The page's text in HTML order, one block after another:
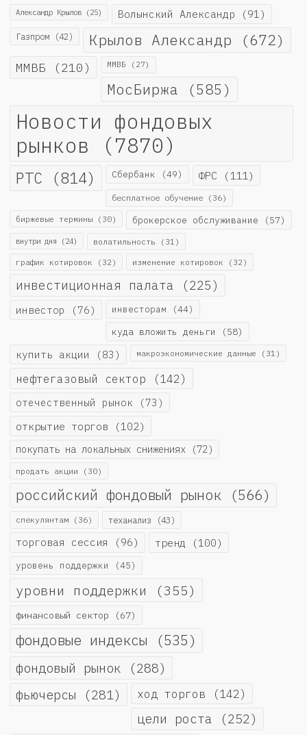
Александр Крылов (25) Волынский Александр (91)
Газпром (42) Крылов Александр (672)
ММВБ (210) ММВБ (27)
МосБиржа (585)
Новости фондовых
рынков (7870)
РТС (814) Сбербанк (49) ФРС (111)
бесплатное обучение (36)
биржевые термины (30) брокерское обслуживание (57)
внутри дня (24) волатильность (31)
график котировок (32) изменение котировок (32)
инвестиционная палата (225)
инвестор (76) инвесторам (44)
куда вложить деньги (58)
купить акции (83) макроэкономические данные (31)
нефтегазовый сектор (142)
отечественный рынок (73)
открытие торгов (102)
покупать на локальных снижениях (72)
продать акции (30)
российский фондовый рынок (566)
спекулянтам (36) теханализ (43)
торговая сессия (96) тренд (100)
уровень поддержки (45)
уровни поддержки (355)
финансовый сектор (67)
фондовые индексы (535)
фондовый рынок (288)
фьючерсы (281) ход торгов (142)
цели роста (252)